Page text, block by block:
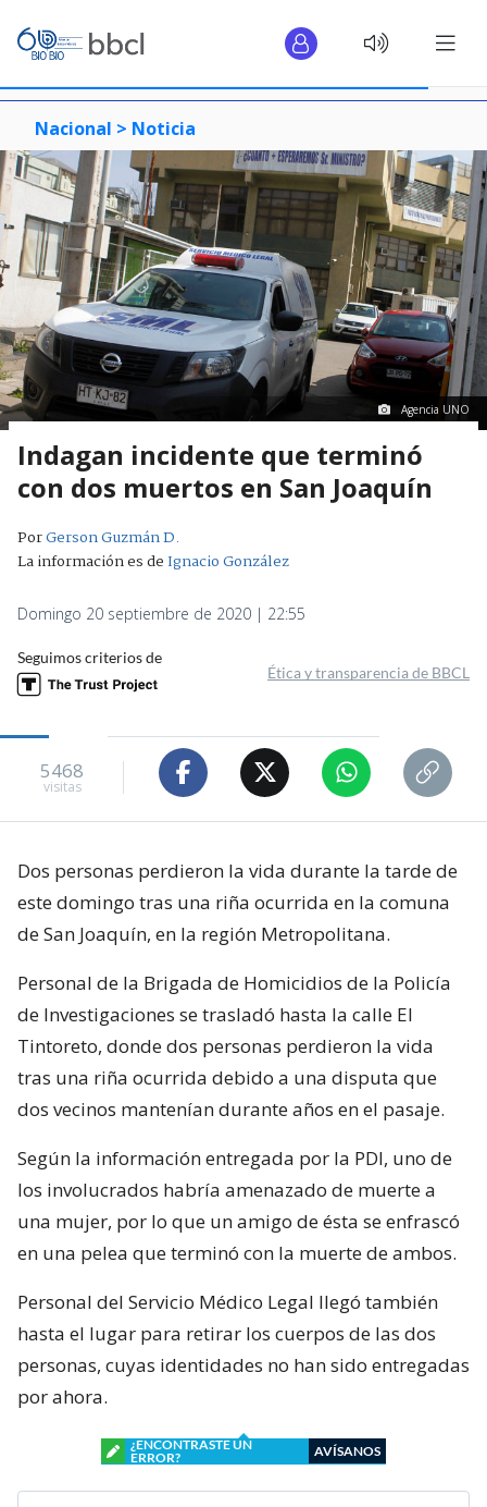
Nacional > Noticia
Agencia UNO
Indagan incidente que terminó
con dos muertos en San Joaquín
PorGerson Guzmán D.
La información es deIgnacio González
Domingo 20 septiembre de 2020 | 22:55
Seguimos criterios de
Ética y transparencia de BBCL
5468
visitas
Dos personas perdieron la vida durante la tarde de
este domingo tras una riña ocurrida en la comuna
de San Joaquín, en la región Metropolitana.
Personal de la Brigada de Homicidios de la Policía
de Investigaciones se trasladó hasta la calle El
Tintoreto, donde dos personas perdieron la vida
tras una riña ocurrida debido a una disputa que
dos vecinos mantenían durante años en el pasaje.
Según la información entregada por la PDI, uno de
los involucrados habría amenazado de muerte a
una mujer, por lo que un amigo de ésta se enfrascó
en una pelea que terminó con la muerte de ambos.
Personal del Servicio Médico Legal llegó también
hasta el lugar para retirar los cuerpos de las dos
personas, cuyas identidades no han sido entregadas
por ahora.
¿ENCONTRASTE UN
ERROR?
AVÍSANOS